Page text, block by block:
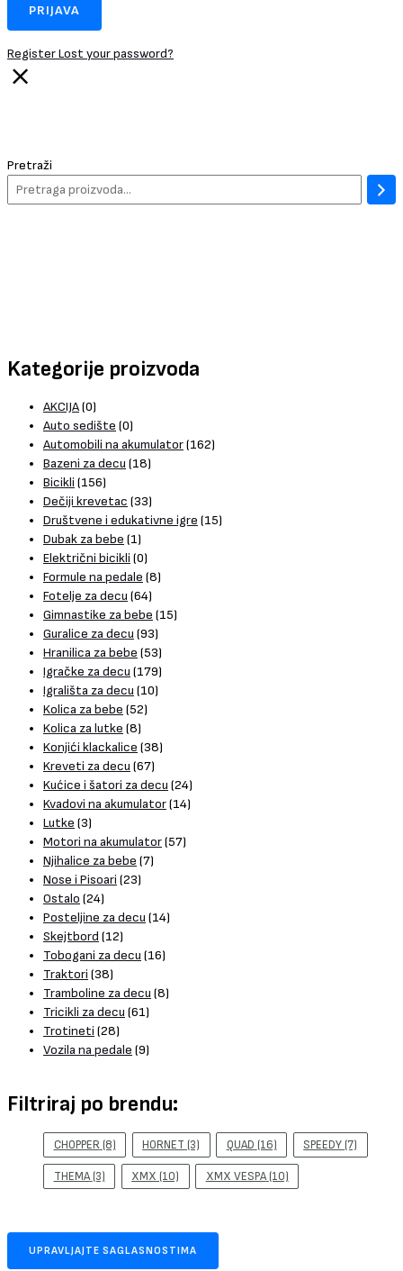
RegisterLost your password?
Pretraži
Kategorije proizvoda
AKCIJA(0)
Auto sedište (0)
Automobili na akumulator(162)
Bazeni za decu (18)
Bicikli (156)
Dečiji krevetac (33)
Društvene i edukativne igre (15)
Dubak za bebe (1)
Električni bicikli (0)
Formule na pedale (8)
Fotelje za decu (64)
Gimnastike za bebe (15)
Guralice za decu (93)
Hranilica za bebe (53)
Igračke za decu (179)
Igrališta za decu (10)
Kolica za bebe (52)
Kolica za lutke (8)
Konjići klackalice (38)
Kreveti za decu (67)
Kućice i šatori za decu (24)
Kvadovi na akumulator(14)
Lutke (3)
Motori na akumulator(57)
Njihalice za bebe (7)
Nose i Pisoari (23)
Ostalo (24)
Posteljine za decu (14)
Skejtbord (12)
Tobogani za decu (16)
Traktori (38)
Tramboline za decu (8)
Tricikli za decu (61)
Trotineti (28)
Vozila na pedale (9)
Filtriraj po brendu:
CHOPPER (8) HORNET (3) QUAD (16) SPEEDY(7)
THEMA (3) XMX (10) XMX VESPA (10)
UPRAVLJAJTE SAGLASNOSTIMA